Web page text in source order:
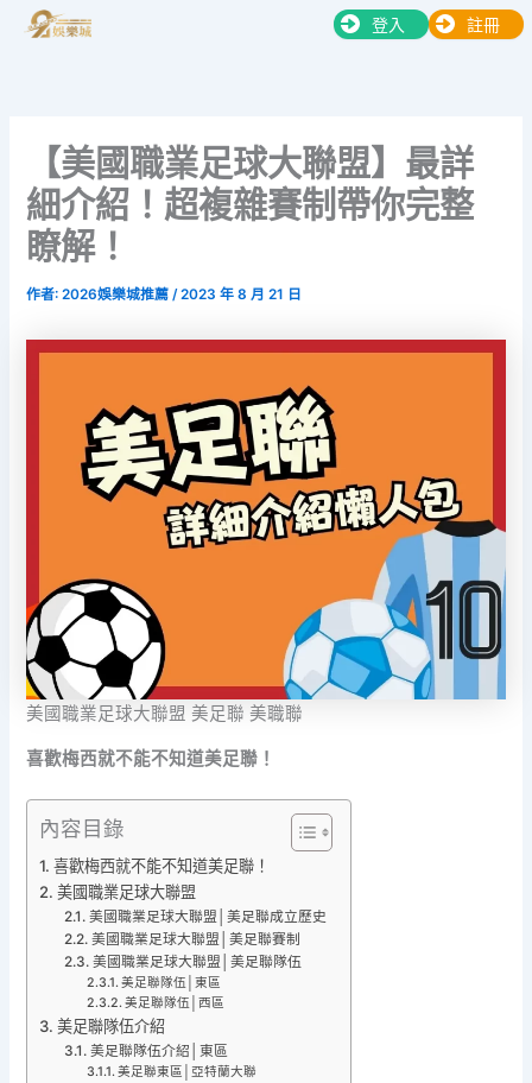
登入 註冊
【美國職業足球大聯盟】最詳
細介紹！超複雜賽制帶你完整
瞭解！
作者:2026娛樂城推薦/2023 年 8 月 21 日
美國職業足球大聯盟 美足聯 美職聯
喜歡梅西就不能不知道美足聯！
內容目錄
喜歡梅西就不能不知道美足聯！
美國職業足球大聯盟
美國職業足球大聯盟│美足聯成立歷史
美國職業足球大聯盟│美足聯賽制
美國職業足球大聯盟│美足聯隊伍
美足聯隊伍│東區
美足聯隊伍│西區
美足聯隊伍介紹
美足聯隊伍介紹│東區
美足聯東區│亞特蘭大聯